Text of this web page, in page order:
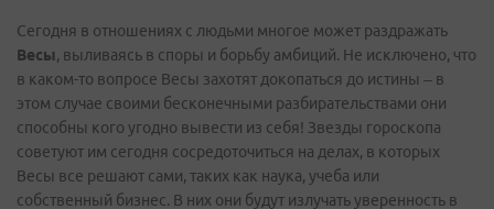
Сегодня в отношениях с людьми многое может раздражать
Весы, выливаясь в споры и борьбу амбиций. Не исключено, что
в каком-то вопросе Весы захотят докопаться до истины – в
этом случае своими бесконечными разбирательствами они
способны кого угодно вывести из себя! Звезды гороскопа
советуют им сегодня сосредоточиться на делах, в которых
Весы все решают сами, таких как наука, учеба или
собственный бизнес. В них они будут излучать уверенность в